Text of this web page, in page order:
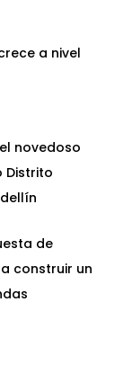
a nivel
novedoso
Distrito
de
construir un